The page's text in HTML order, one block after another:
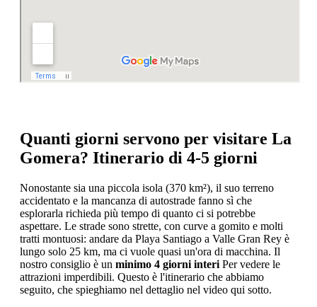
Quanti giorni servono per visitare La
Gomera? Itinerario di 4-5 giorni
Nonostante sia una piccola isola (370 km²), il suo terreno
accidentato e la mancanza di autostrade fanno sì che
esplorarla richieda più tempo di quanto ci si potrebbe
aspettare. Le strade sono strette, con curve a gomito e molti
tratti montuosi: andare da Playa Santiago a Valle Gran Rey è
lungo solo 25 km, ma ci vuole quasi un'ora di macchina. Il
nostro consiglio è un minimo 4 giorni interi Per vedere le
attrazioni imperdibili. Questo è l'itinerario che abbiamo
seguito, che spieghiamo nel dettaglio nel video qui sotto.